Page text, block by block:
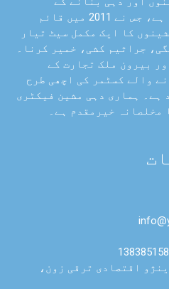
دستکاریوں کی حمایت کرنا ہے، جس نے 2011 میں قائم
کا ایک مکمل سیٹ تیار
جراثیم کشی، خمیر کرنا۔
بیرون ملک تجارت کے
والے کسٹمر کی اچھی طرح
ہے۔ ہماری دہی مشین فیکٹری
مخلصانہ خیرمقدم ہے۔
اقتصادی ترقی زون،